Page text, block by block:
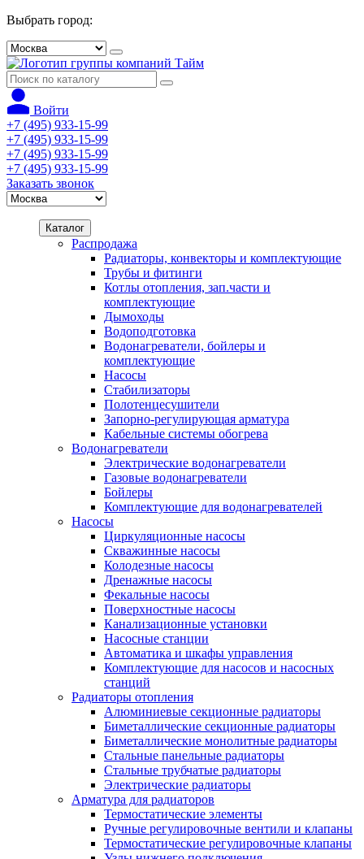
Выбрать город:
Войти
+7 (495) 933-15-99
+7 (495) 933-15-99
+7 (495) 933-15-99
+7 (495) 933-15-99
Заказать звонок
Каталог
Распродажа
Радиаторы, конвекторы и комплектующие
Трубы и фитинги
Котлы отопления, зап.части и
комплектующие
Дымоходы
Водоподготовка
Водонагреватели, бойлеры и
комплектующие
Насосы
Стабилизаторы
Полотенцесушители
Запорно-регулирующая арматура
Кабельные системы обогрева
Водонагреватели
Электрические водонагреватели
Газовые водонагреватели
Бойлеры
Комплектующие для водонагревателей
Насосы
Циркуляционные насосы
Скважинные насосы
Колодезные насосы
Дренажные насосы
Фекальные насосы
Поверхностные насосы
Канализационные установки
Насосные станции
Автоматика и шкафы управления
Комплектующие для насосов и насосных
станций
Радиаторы отопления
Алюминиевые секционные радиаторы
Биметаллические секционные радиаторы
Биметаллические монолитные радиаторы
Стальные панельные радиаторы
Стальные трубчатые радиаторы
Электрические радиаторы
Арматура для радиаторов
Термостатические элементы
Ручные регулировочные вентили и клапаны
Термостатические регулировочные клапаны